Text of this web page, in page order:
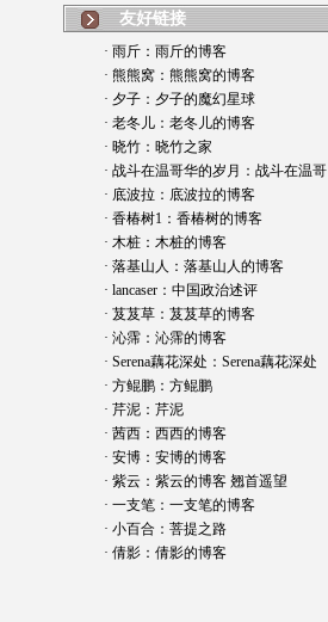
友好链接
· 雨斤：雨斤的博客
· 熊熊窝：熊熊窝的博客
· 夕子：夕子的魔幻星球
· 老冬儿：老冬儿的博客
· 晓竹：晓竹之家
· 战斗在温哥华的岁月：战斗在温哥
· 底波拉：底波拉的博客
· 香椿树1：香椿树的博客
· 木桩：木桩的博客
· 落基山人：落基山人的博客
· lancaser：中国政治述评
· 芨芨草：芨芨草的博客
· 沁霈：沁霈的博客
· Serena藕花深处：Serena藕花深处
· 方鲲鹏：方鲲鹏
· 芹泥：芹泥
· 茜西：西西的博客
· 安博：安博的博客
· 紫云：紫云的博客 翘首遥望
· 一支笔：一支笔的博客
· 小百合：菩提之路
· 倩影：倩影的博客